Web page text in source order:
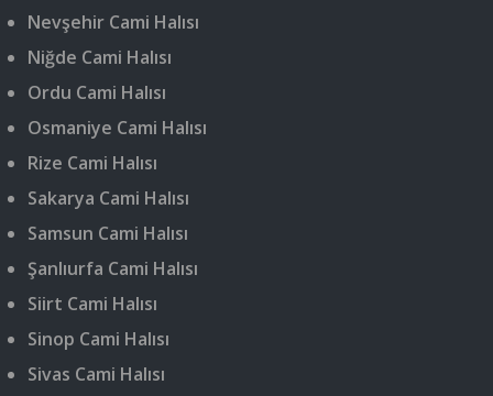
Nevşehir Cami Halısı
Niğde Cami Halısı
Ordu Cami Halısı
Osmaniye Cami Halısı
Rize Cami Halısı
Sakarya Cami Halısı
Samsun Cami Halısı
Şanlıurfa Cami Halısı
Siirt Cami Halısı
Sinop Cami Halısı
Sivas Cami Halısı